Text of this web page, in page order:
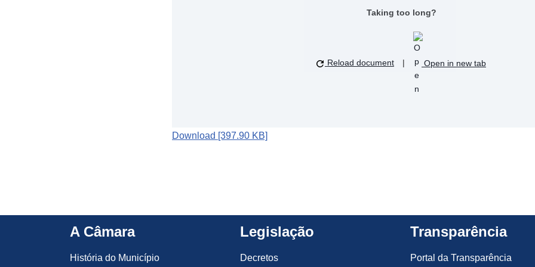
Taking too long?
Reload document | Open in new tab
Download [397.90 KB]
A Câmara
História do Município
Legislação
Decretos
Transparência
Portal da Transparência